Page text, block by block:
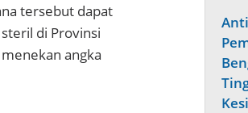
tersebut dapat
di Provinsi
angka